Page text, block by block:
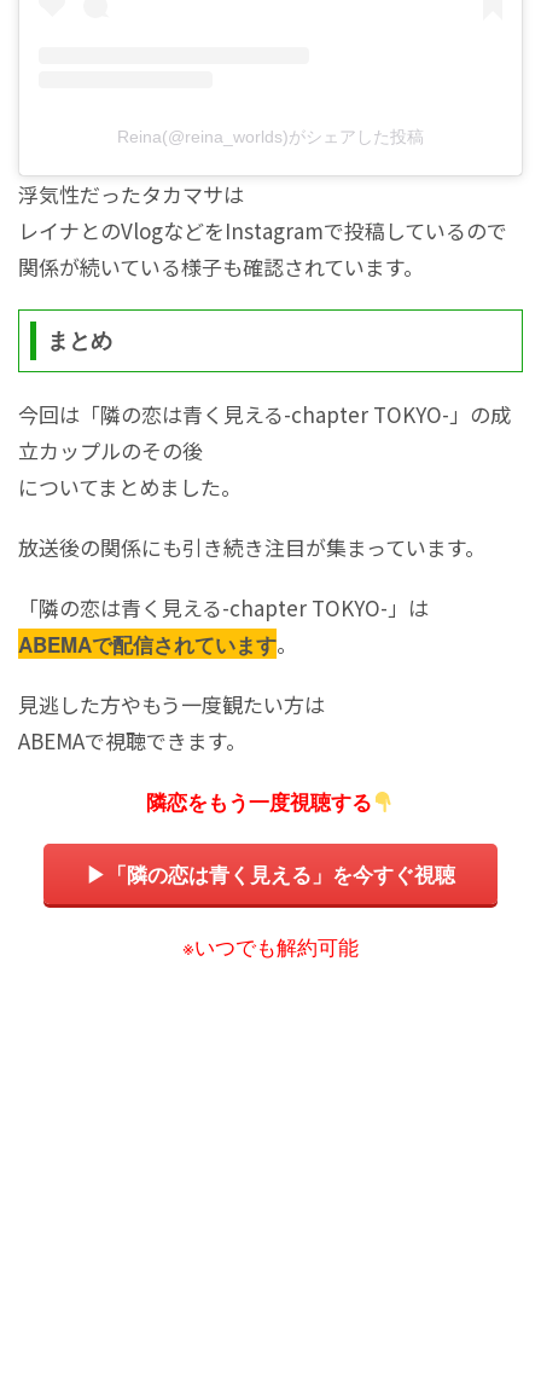
Reina(@reina_worlds)がシェアした投稿
浮気性だったタカマサは
レイナとのVlogなどをInstagramで投稿しているので
関係が続いている様子も確認されています。
まとめ
今回は「隣の恋は青く見える-chapter TOKYO-」の成
立カップルのその後
についてまとめました。
放送後の関係にも引き続き注目が集まっています。
「隣の恋は青く見える-chapter TOKYO-」は
ABEMAで配信されています。
見逃した方やもう一度観たい方は
ABEMAで視聴できます。
隣恋をもう一度視聴する
▶「隣の恋は青く見える」を今すぐ視聴
※いつでも解約可能